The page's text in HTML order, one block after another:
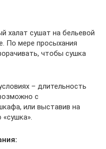
халат сушат на бельевой
По мере просыхания
чтобы сушка
– длительность
с
или выставив на